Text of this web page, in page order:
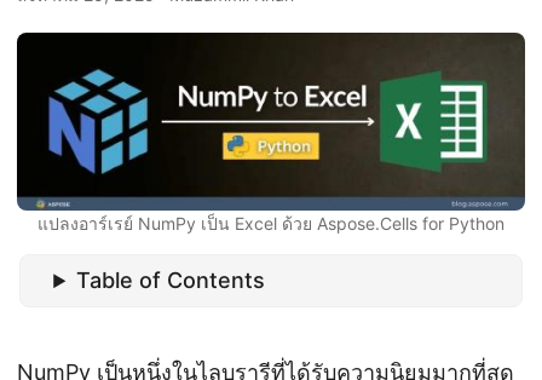
แปลงอาร์เรย์ NumPy เป็น Excel ด้วย Aspose.Cells for Python
Table of Contents
NumPy เป็นหนึ่งในไลบรารีที่ได้รับความนิยมมากที่สุด